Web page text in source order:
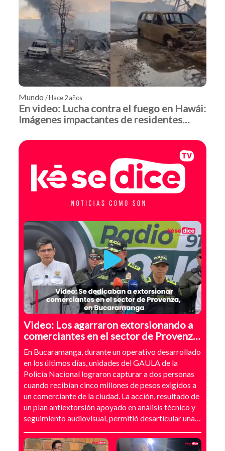
Mundo / Hace 2 años
En video: Lucha contra el fuego en Hawái:
Imágenes impactantes de residentes
Video: Los agarraron extorsionando a
comerciantes en el sector de Provenza,
Bucaramanga
En Bucaramanga, durante un operativo desarrollado
en los últimos días, unidades del GAULA de la
Policía Nacional lograron capturar a dos personas
cuando recibían cinco millones de pesos exigidos a
un comerciante de la ciudad. La acción, resultado de
un plan antiextorsión apoyado en análisis técnico y
seguimiento audiovisual, permitió desarticular una
digitales, suplantación de grupos armados y presión